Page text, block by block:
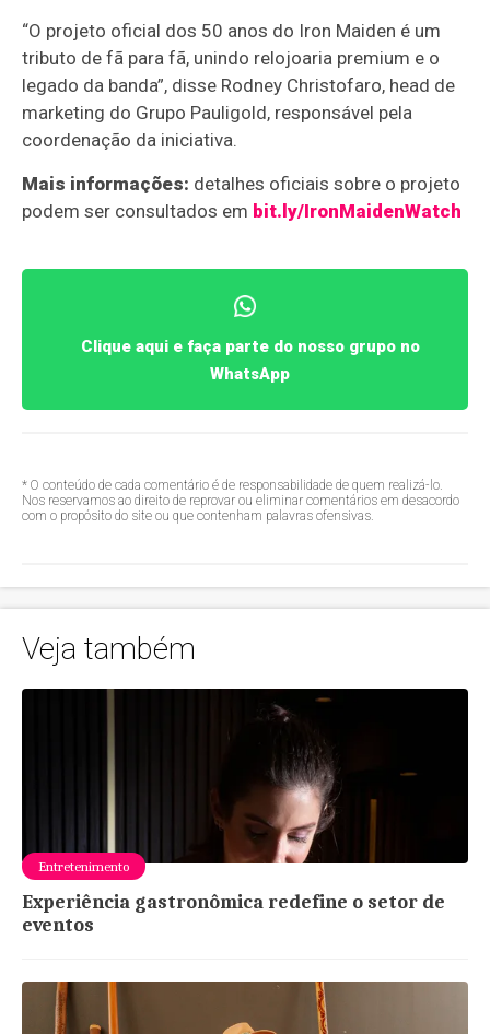
“O projeto oficial dos 50 anos do Iron Maiden é um
tributo de fã para fã, unindo relojoaria premium e o
legado da banda”, disse Rodney Christofaro, head de
marketing do Grupo Pauligold, responsável pela
coordenação da iniciativa.
Mais informações: detalhes oficiais sobre o projeto
podem ser consultados em bit.ly/IronMaidenWatch
Clique aqui e faça parte do nosso grupo no
WhatsApp
* O conteúdo de cada comentário é de responsabilidade de quem realizá-lo.
Nos reservamos ao direito de reprovar ou eliminar comentários em desacordo
com o propósito do site ou que contenham palavras ofensivas.
Veja também
Entretenimento
Experiência gastronômica redefine o setor de
eventos